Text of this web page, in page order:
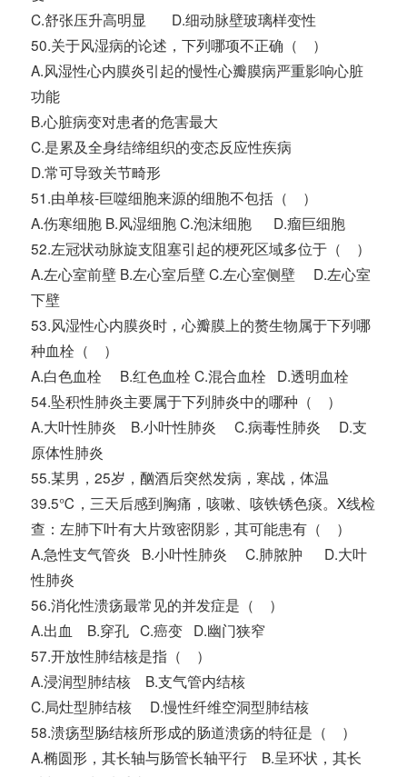
C.舒张压升高明显 D.细动脉壁玻璃样变性
50.关于风湿病的论述，下列哪项不正确（ ）
A.风湿性心内膜炎引起的慢性心瓣膜病严重影响心脏
功能
B.心脏病变对患者的危害最大
C.是累及全身结缔组织的变态反应性疾病
D.常可导致关节畸形
51.由单核-巨噬细胞来源的细胞不包括（ ）
A.伤寒细胞 B.风湿细胞 C.泡沫细胞 D.瘤巨细胞
52.左冠状动脉旋支阻塞引起的梗死区域多位于（ ）
A.左心室前壁 B.左心室后壁 C.左心室侧壁 D.左心室
下壁
53.风湿性心内膜炎时，心瓣膜上的赘生物属于下列哪
种血栓（ ）
A.白色血栓 B.红色血栓 C.混合血栓 D.透明血栓
54.坠积性肺炎主要属于下列肺炎中的哪种（ ）
A.大叶性肺炎 B.小叶性肺炎 C.病毒性肺炎 D.支
原体性肺炎
55.某男，25岁，酗酒后突然发病，寒战，体温
39.5℃，三天后感到胸痛，咳嗽、咳铁锈色痰。X线检
查：左肺下叶有大片致密阴影，其可能患有（ ）
A.急性支气管炎 B.小叶性肺炎 C.肺脓肿 D.大叶
性肺炎
56.消化性溃疡最常见的并发症是（ ）
A.出血 B.穿孔 C.癌变 D.幽门狭窄
57.开放性肺结核是指（ ）
A.浸润型肺结核 B.支气管内结核
C.局灶型肺结核 D.慢性纤维空洞型肺结核
58.溃疡型肠结核所形成的肠道溃疡的特征是（ ）
A.椭圆形，其长轴与肠管长轴平行 B.呈环状，其长